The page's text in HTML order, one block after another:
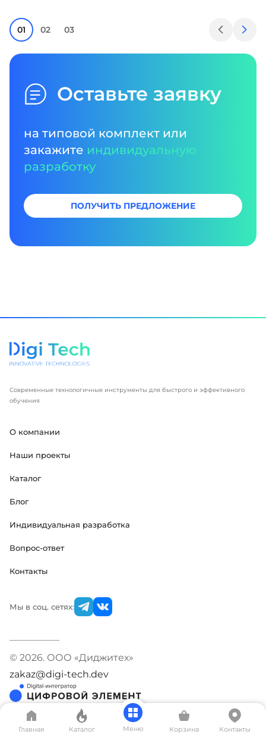
01 02 03
Оставьте заявку
на типовой комплект или
закажите индивидуальную
разработку
ПОЛУЧИТЬ ПРЕДЛОЖЕНИЕ
Современные технологичные инструменты для быстрого и эффективного
обучения
О компании
Наши проекты
Каталог
Блог
Индивидуальная разработка
Вопрос-ответ
Контакты
Мы в соц. сетях:
© 2026. ООО «Диджитех»
zakaz@digi-tech.dev
Главная Каталог Меню Корзина Контакты